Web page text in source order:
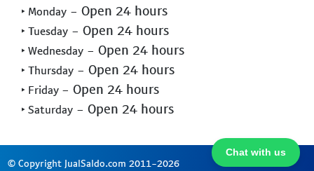
Chat with us
‣ Monday - Open 24 hours
‣ Tuesday - Open 24 hours
‣ Wednesday - Open 24 hours
‣ Thursday - Open 24 hours
‣ Friday - Open 24 hours
‣ Saturday - Open 24 hours
© Copyright JualSaldo.com 2011-2026